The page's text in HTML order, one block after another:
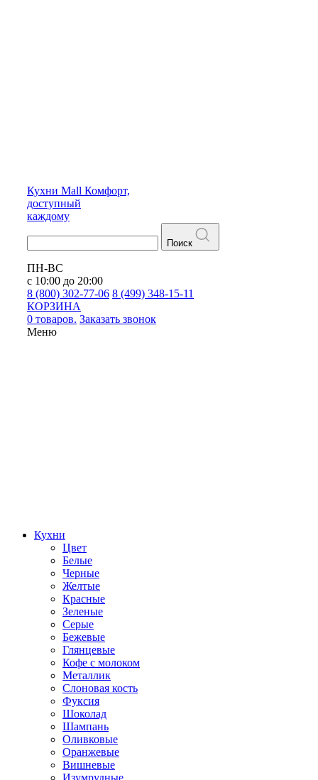
Кухни Mall Комфорт,
доступный
каждому
Поиск
ПН-ВС
с 10:00 до 20:00
8 (800) 302-77-06 8 (499) 348-15-11
КОРЗИНА
0 товаров. Заказать звонок
Меню
Кухни
Цвет
Белые
Черные
Желтые
Красные
Зеленые
Серые
Бежевые
Глянцевые
Кофе с молоком
Металлик
Слоновая кость
Фуксия
Шоколад
Шампань
Оливковые
Оранжевые
Вишневые
Изумрудные